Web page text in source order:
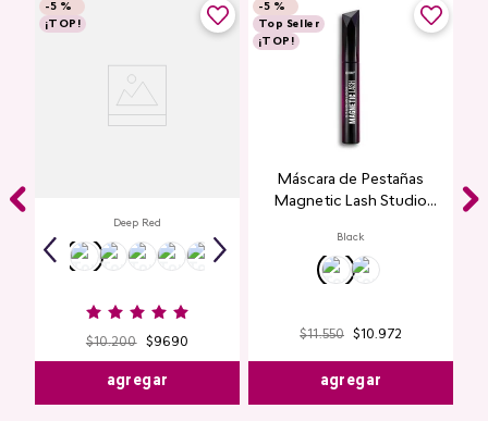
-5 %
¡TOP!
Deep Red
$10.200 $9690
agregar
-5 %
Top Seller
¡TOP!
Máscara de Pestañas
Magnetic Lash Studio
Black
$11.550 $ 10.972
agregar